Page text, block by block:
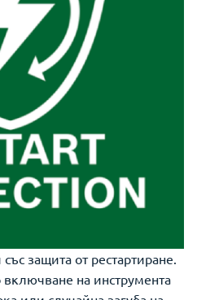
защита от рестартиране.
на инструмента